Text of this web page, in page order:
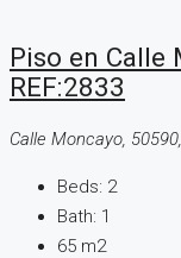
Piso en Calle
REF:2833
Calle Moncayo,
Beds: 2
Bath: 1
65 m2